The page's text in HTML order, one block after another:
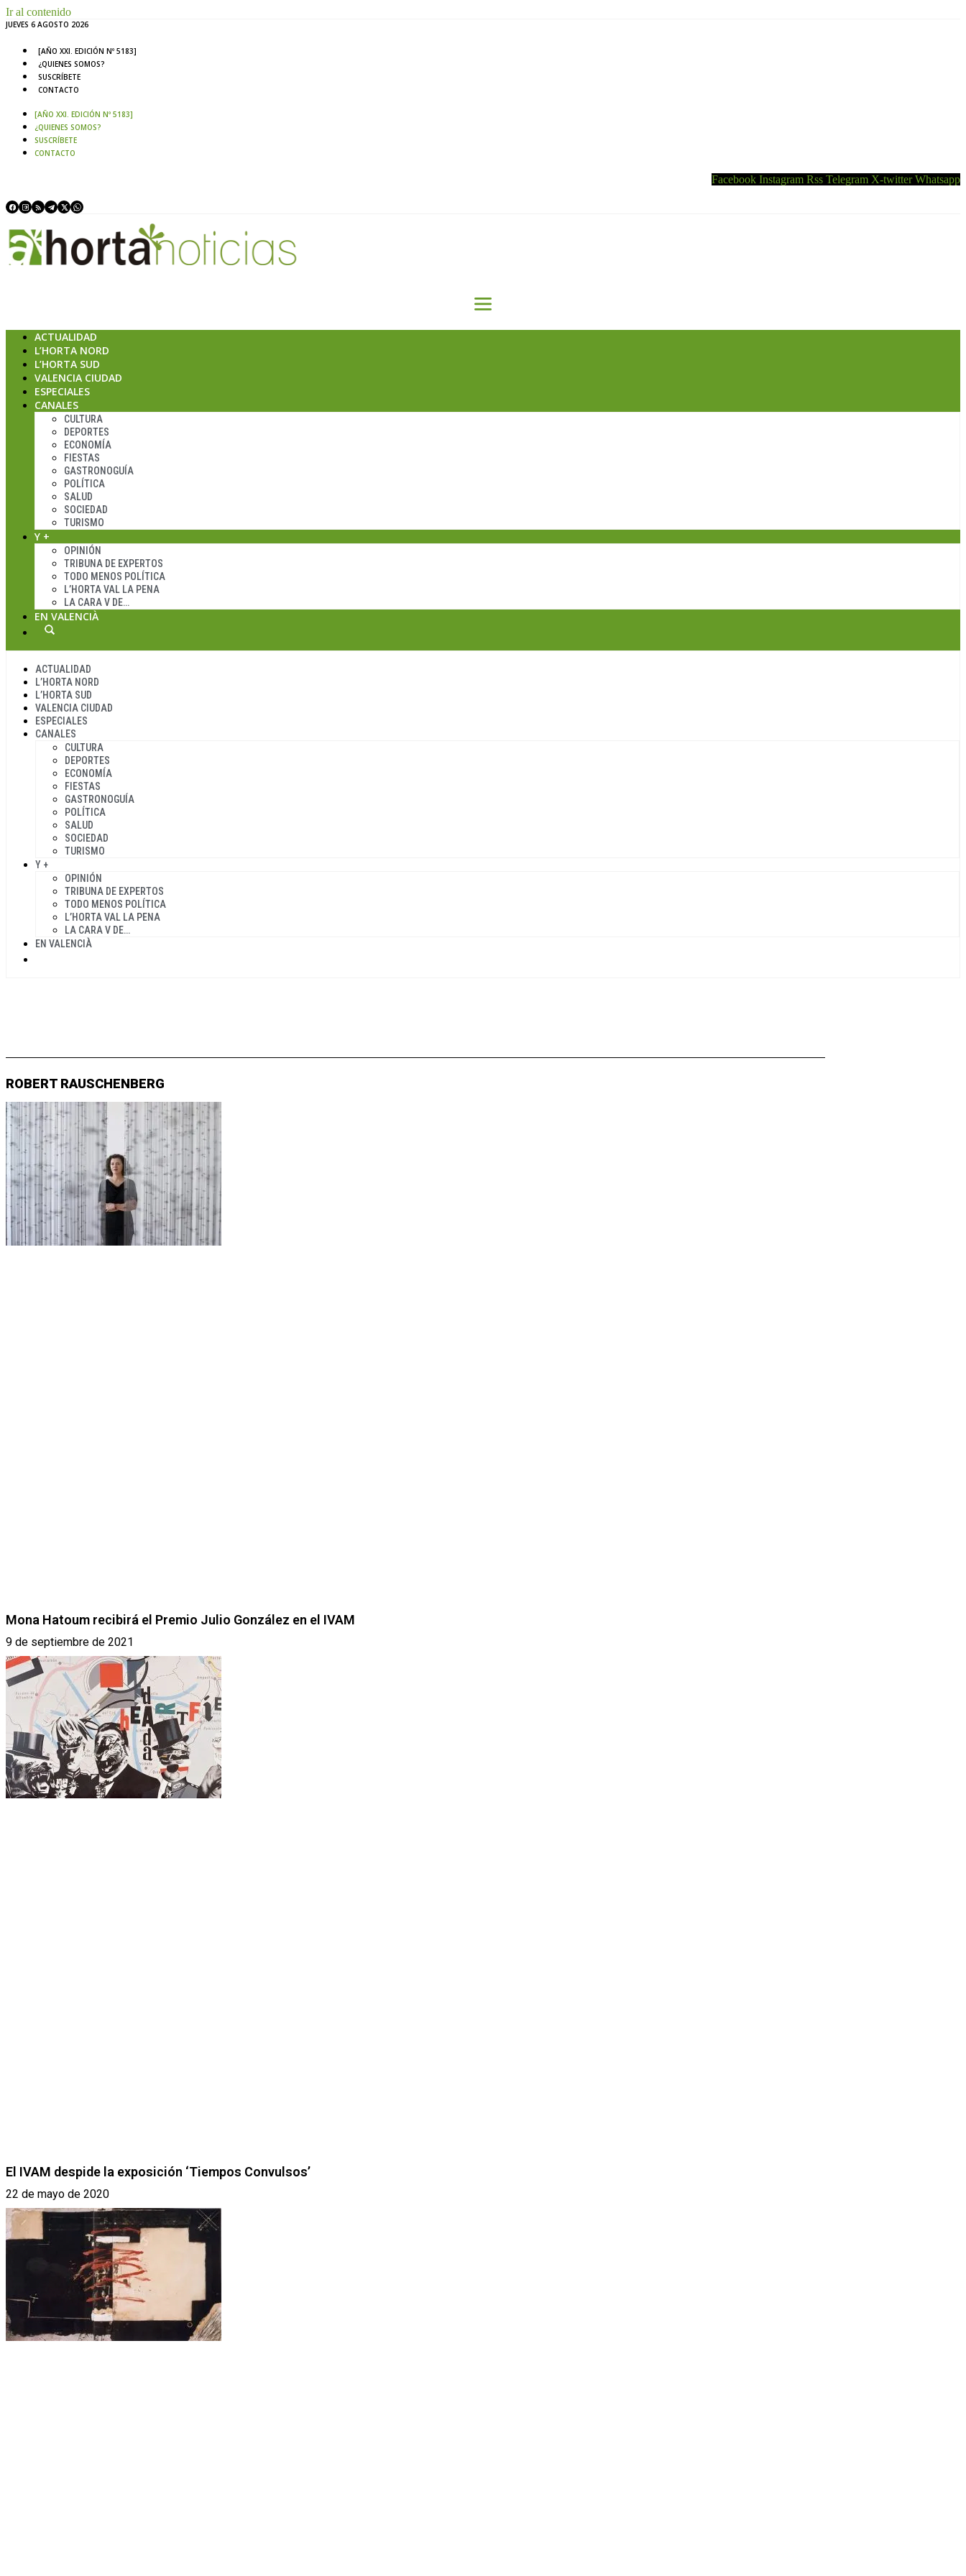
Ir al contenido
JUEVES 6 AGOSTO 2026
[AÑO XXI. EDICIÓN Nº 5183]
¿QUIENES SOMOS?
SUSCRÍBETE
CONTACTO
[AÑO XXI. EDICIÓN Nº 5183]
¿QUIENES SOMOS?
SUSCRÍBETE
CONTACTO
Facebook Instagram Rss Telegram X-twitter Whatsapp
ACTUALIDAD
L’HORTA NORD
L’HORTA SUD
VALENCIA CIUDAD
ESPECIALES
CANALES
CULTURA
DEPORTES
ECONOMÍA
FIESTAS
GASTRONOGUÍA
POLÍTICA
SALUD
SOCIEDAD
TURISMO
Y +
OPINIÓN
TRIBUNA DE EXPERTOS
TODO MENOS POLÍTICA
L’HORTA VAL LA PENA
LA CARA V DE…
EN VALENCIÀ
ACTUALIDAD
L’HORTA NORD
L’HORTA SUD
VALENCIA CIUDAD
ESPECIALES
CANALES
CULTURA
DEPORTES
ECONOMÍA
FIESTAS
GASTRONOGUÍA
POLÍTICA
SALUD
SOCIEDAD
TURISMO
Y +
OPINIÓN
TRIBUNA DE EXPERTOS
TODO MENOS POLÍTICA
L’HORTA VAL LA PENA
LA CARA V DE…
EN VALENCIÀ
ROBERT RAUSCHENBERG
Mona Hatoum recibirá el Premio Julio González en el IVAM
9 de septiembre de 2021
El IVAM despide la exposición ‘Tiempos Convulsos’
22 de mayo de 2020